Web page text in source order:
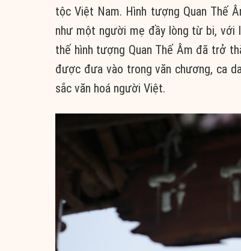
tộc Việt Nam. Hình tượng Quan Thế
như một người mẹ đầy lòng từ bi, với
thế hình tượng Quan Thế Âm đã trở
được đưa vào trong văn chương, ca
sắc văn hoá người Việt.